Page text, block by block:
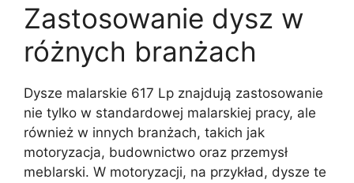
Zastosowanie dysz w
różnych branżach
Dysze malarskie 617 Lp znajdują zastosowanie
nie tylko w standardowej malarskiej pracy, ale
również w innych branżach, takich jak
motoryzacja, budownictwo oraz przemysł
meblarski. W motoryzacji, na przykład, dysze te